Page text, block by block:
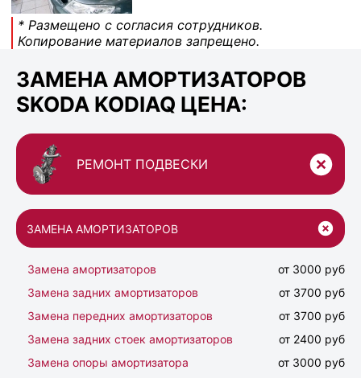
* Размещено с согласия сотрудников.
Копирование материалов запрещено.
ЗАМЕНА АМОРТИЗАТОРОВ
SKODA KODIAQ ЦЕНА:
РЕМОНТ ПОДВЕСКИ
ЗАМЕНА АМОРТИЗАТОРОВ
Замена амортизаторов
от 3000 руб
Замена задних амортизаторов
от 3700 руб
Замена передних амортизаторов
от 3700 руб
Замена задних стоек амортизаторов
от 2400 руб
Замена опоры амортизатора
от 3000 руб